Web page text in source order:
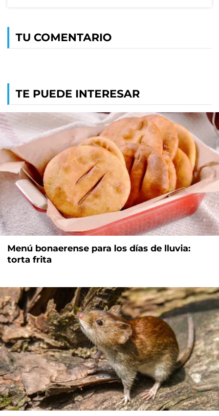
TU COMENTARIO
TE PUEDE INTERESAR
Menú bonaerense para los días de lluvia:
torta frita